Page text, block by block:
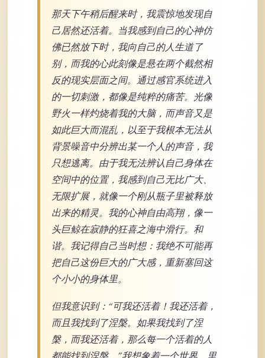
那天下午稍后醒来时，我震惊地发现自
己居然还活着。当我感到自己的心神仿
佛已然放下时，我向自己的人生道了
别，而我的心此刻像是悬在两个截然相
反的现实层面之间。通过感官系统进入
的一切刺激，都像是纯粹的痛苦。光像
野火一样灼烧着我的大脑，而声音又是
如此巨大而混乱，以至于我根本无法从
背景噪音中分辨出某一个人的声音，我
只想逃离。由于我无法辨认自己身体在
空间中的位置，我感到自己无比广大、
无限扩展，就像一个刚从瓶子里被释放
出来的精灵。我的心神自由高翔，像一
头巨鲸在寂静的狂喜之海中滑行。和
谐。我记得自己当时想：我绝不可能再
把自己这份巨大的广大感，重新塞回这
个小小的身体里。
但我意识到：“可我还活着！我还活着，
而且我找到了涅槃。如果我找到了涅
槃，而我还活着，那么每一个活着的人